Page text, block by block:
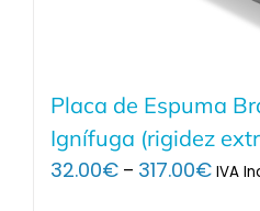
Placa de Espuma
Ignífuga (rigidez
32.00€ – 317.00€Price
IVA